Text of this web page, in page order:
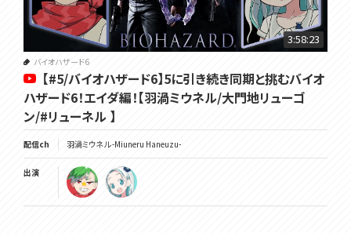
3:58:23
バイオハザード6
【#5/バイオハザード6】5に引き続き同期と挑むバイオ
ハザード6！エイダ編！【羽渦ミウネル/大門地リューゴ
ン/#リューネル 】
配信ch 羽渦ミウネル -Miuneru Haneuzu-
出演